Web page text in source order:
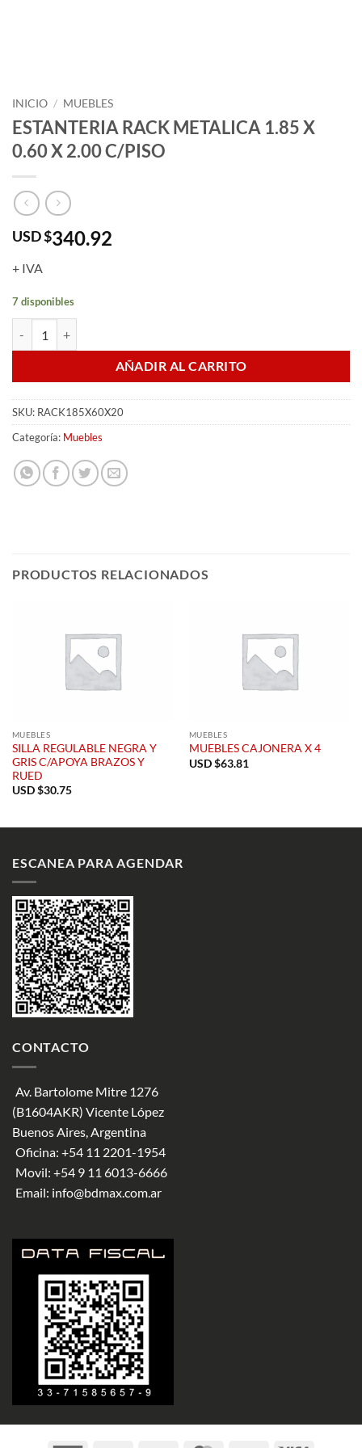
INICIO / MUEBLES
ESTANTERIA RACK METALICA 1.85 X
0.60 X 2.00 C/PISO
USD $340.92
+ IVA
7 disponibles
AÑADIR AL CARRITO
SKU: RACK185X60X20
Categoría: Muebles
PRODUCTOS RELACIONADOS
MUEBLES
SILLA REGULABLE NEGRA Y
GRIS C/APOYA BRAZOS Y
RUED
USD $30.75
MUEBLES
MUEBLES CAJONERA X 4
USD $63.81
ESCANEA PARA AGENDAR
CONTACTO
Av. Bartolome Mitre 1276
(B1604AKR) Vicente López
Buenos Aires, Argentina
Oficina: +54 11 2201-1954
Movil: +54 9 11 6013-6666
Email: info@bdmax.com.ar